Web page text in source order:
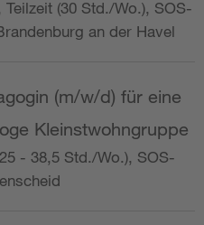
(30 Std./Wo.), SOS-
an der Havel
(m/w/d) für eine
Kleinstwohngruppe
- 38,5 Std./Wo.), SOS-